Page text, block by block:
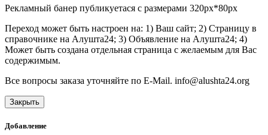
Рекламный банер публикуетася с размерами 320px*80px
Переход может быть настроен на: 1) Ваш сайт; 2) Страницу в
справочнике на Алушта24; 3) Объявление на Алушта24; 4)
Может быть создана отдельная страница с желаемым для Вас
содержимым.
Все вопросы заказа уточняйте по E-Mail. info@alushta24.org
Закрыть
Добавление